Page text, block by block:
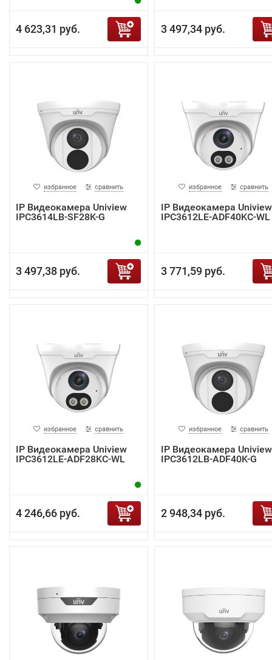
4 623,31 руб. 3 497,34 руб.
избранное сравнить
IP Видеокамера Uniview
IPC3614LB-SF28K-G
3 497,38 руб.
избранное сравнить
IP Видеокамера Uniview
IPC3612LE-ADF40KC-WL
3 771,59 руб.
избранное сравнить
IP Видеокамера Uniview
IPC3612LE-ADF28KC-WL
4 246,66 руб.
избранное сравнить
IP Видеокамера Uniview
IPC3612LB-ADF40K-G
2 948,34 руб.